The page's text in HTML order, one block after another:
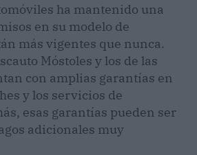
ha mantenido una
en su modelo de
más vigentes que nunca.
Móstoles y los de las
con amplias garantías en
y los servicios de
esas garantías pueden ser
adicionales muy